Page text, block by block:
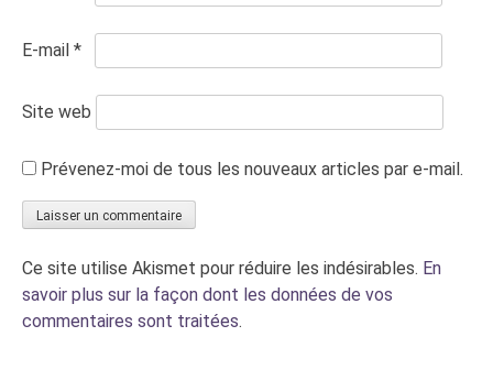
E-mail *
Site web
Prévenez-moi de tous les nouveaux articles par e-mail.
Ce site utilise Akismet pour réduire les indésirables. En
savoir plus sur la façon dont les données de vos
commentaires sont traitées.